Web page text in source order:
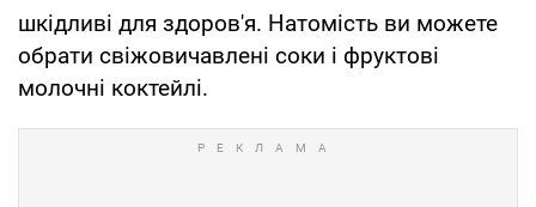
шкідливі для здоров'я. Натомість ви можете
обрати свіжовичавлені соки і фруктові
молочні коктейлі.